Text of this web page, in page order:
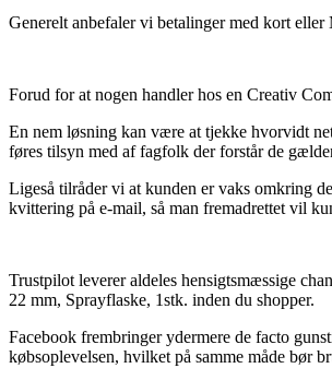
Generelt anbefaler vi betalinger med kort
Forud for at nogen handler hos en Creativ
En nem løsning kan være at tjekke hvorvidt
føres tilsyn med af fagfolk der forstår de
Ligeså tilråder vi at kunden er vaks omkring
kvittering på e-mail, så man fremadrettet vil
Trustpilot leverer aldeles hensigtsmæssige
22 mm, Sprayflaske, 1stk. inden du shopper.
Facebook frembringer ydermere de facto
købsoplevelsen, hvilket på samme måde bør